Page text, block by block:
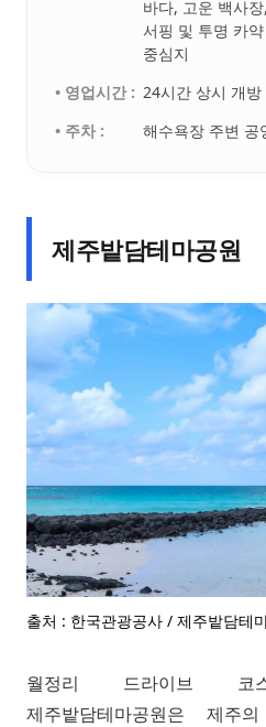
바다, 고운 백사
서핑 및 투명 카
중심지
• 영업시간 : 24시간 상시 개
• 주차 :
해수욕장 주변 공
제주밭담테마공원
출처 : 한국관광공사 / 제주밭담테
월정리 드라이브
제주밭담테마공원은 제